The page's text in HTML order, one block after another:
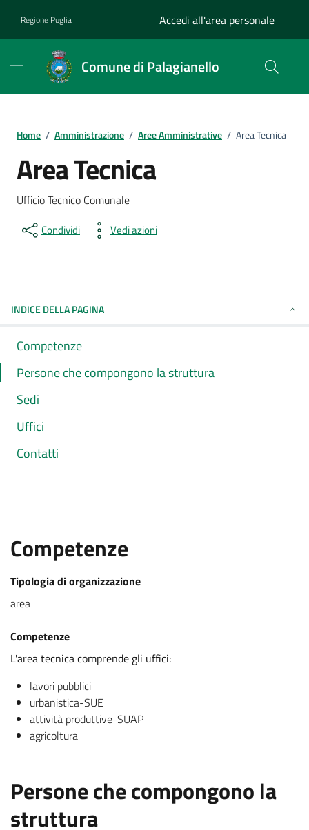
Regione Puglia Accedi all'area personale
Comune di Palagianello
Home / Amministrazione / Aree Amministrative / Area Tecnica
Area Tecnica
Ufficio Tecnico Comunale
Condividi Vedi azioni
INDICE DELLA PAGINA
Competenze
Persone che compongono la struttura
Sedi
Uffici
Contatti
Competenze
Tipologia di organizzazione
area
Competenze
L'area tecnica comprende gli uffici:
lavori pubblici
urbanistica-SUE
attività produttive-SUAP
agricoltura
Persone che compongono la
struttura